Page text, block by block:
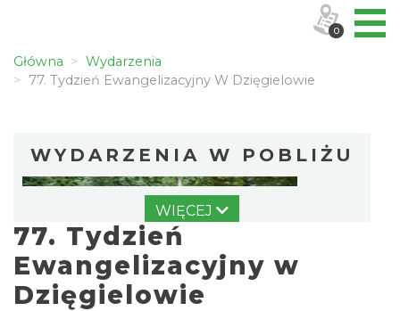
Główna
Wydarzenia
77. Tydzień Ewangelizacyjny W Dzięgielowie
WYDARZENIA W POBLIŻU
WIĘCEJ
77. Tydzień
Ewangelizacyjny w
Dzięgielowie
0